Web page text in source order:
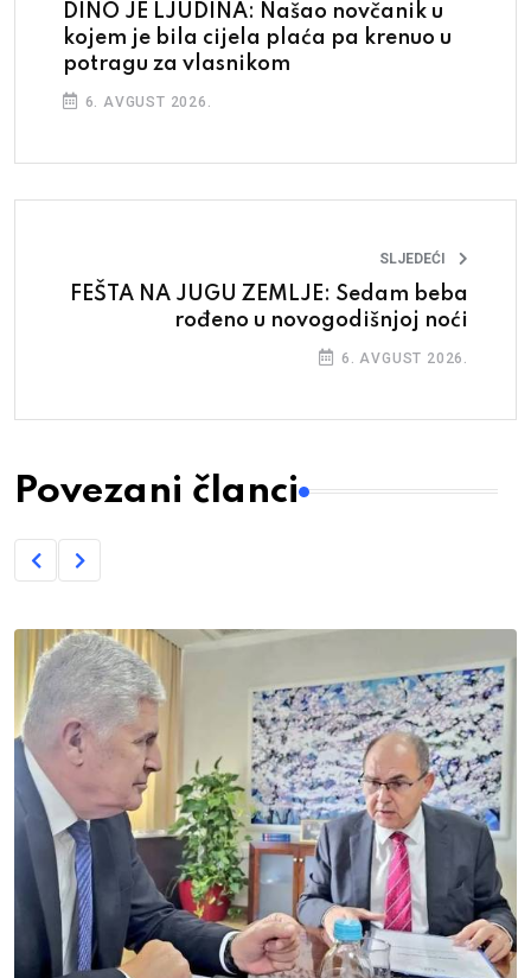
DINO JE LJUDINA: Našao novčanik u
kojem je bila cijela plaća pa krenuo u
potragu za vlasnikom
6. AVGUST 2026.
SLJEDEĆI
FEŠTA NA JUGU ZEMLJE: Sedam beba
rođeno u novogodišnjoj noći
6. AVGUST 2026.
Povezani članci